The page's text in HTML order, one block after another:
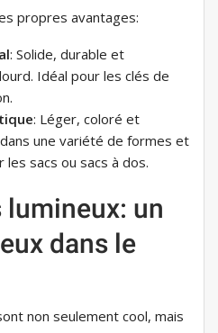
propres avantages:
: Solide, durable et
Idéal pour les clés de
: Léger, coloré et
une variété de formes et
les sacs ou sacs à dos.
un
dans le
non seulement cool, mais